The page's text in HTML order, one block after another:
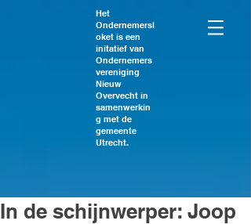
Het
Ondernemersl
oket is een
initatief van
Ondernemers
vereniging
Nieuw
Overvecht in
samenwerkin
g met de
gemeente
Utrecht.
In de schijnwerper: Joop